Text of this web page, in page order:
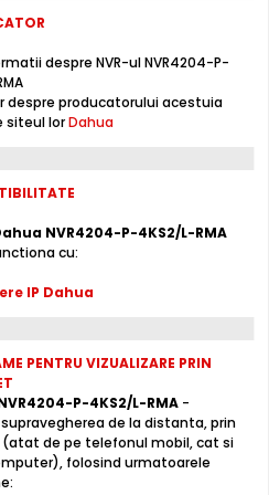
este un NVR cu 4 canale
provenite de la
, ce au o rezolutie maxima
MB/secunda, pe intreg
la camere de supraveghere
compresia H.265+ / H.265 /
chiar dupa un orar (fortat,
video, mascare camera,
ultra-performanta
despre NVR-ul NVR4204-P-
despre producatorului acestuia
siteul lorDahua
NVR4204-P-4KS2/L-RMA
cu:
IP Dahua
PENTRU VIZUALIZARE PRIN
P-4KS2/L-RMA -
de la distanta, prin
de pe telefonul mobil, cat si
folosind urmatoarele